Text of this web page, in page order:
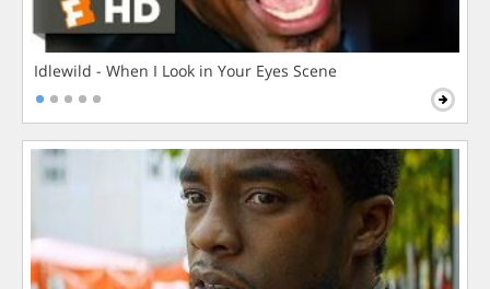
Idlewild - When I Look in Your Eyes Scene